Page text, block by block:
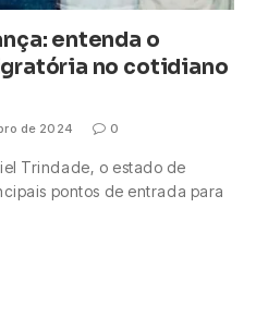
entenda o
no cotidiano
de 2024 0
Trindade, o estado de
pontos de entrada para